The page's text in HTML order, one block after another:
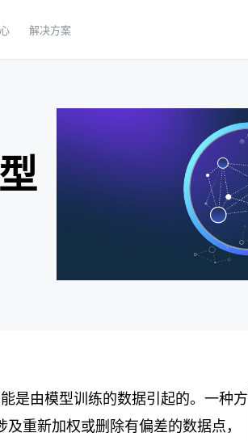
解决方案
是由模型训练的数据引起的。一种方
重新加权或删除有偏差的数据点，